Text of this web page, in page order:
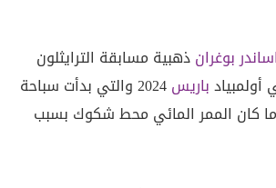
بوغرانذهبية مسابقة الترايثلون
أولمبيادباريس
2024 والتي بدأت سباحة
كان الممر المائي محط شكوك بسبب